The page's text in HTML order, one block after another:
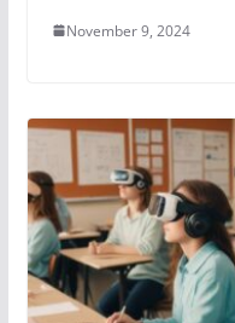
November 9, 2024